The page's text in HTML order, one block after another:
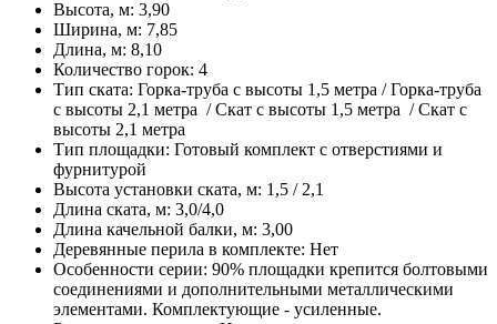
Высота, м: 3,90
Ширина, м: 7,85
Длина, м: 8,10
Количество горок: 4
Тип ската: Горка-труба с высоты 1,5 метра / Горка-труба
с высоты 2,1 метра / Скат с высоты 1,5 метра / Скат с
высоты 2,1 метра
Тип площадки: Готовый комплект с отверстиями и
фурнитурой
Высота установки ската, м: 1,5 / 2,1
Длина ската, м: 3,0/4,0
Длина качельной балки, м: 3,00
Деревянные перила в комплекте: Нет
Особенности серии: 90% площадки крепится болтовыми
соединениями и дополнительными металлическими
элементами. Комплектующие - усиленные.